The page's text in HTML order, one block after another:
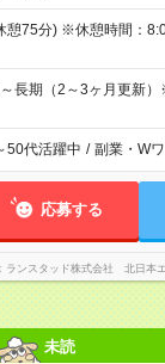
憩75分) ※休憩時間：
長期（2～3ヶ月更新
50代活躍中 / 副業・W
応募する
ランスタッド株式会社 北日本
未読